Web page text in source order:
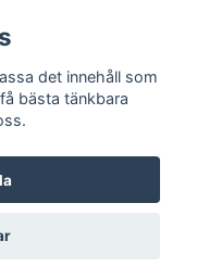
och retro
det innehåll som
bästa tänkbara